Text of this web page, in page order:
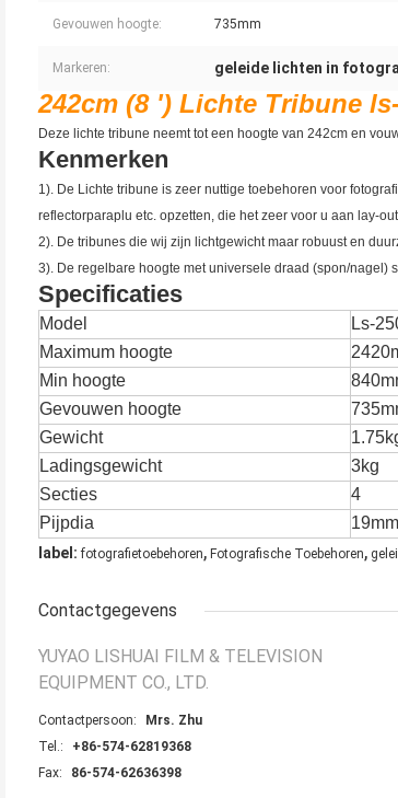
Gevouwen hoogte: 735mm
Markeren: geleide lichten in
242cm (8 ') Lichte Tribune
Deze lichte tribune neemt tot een hoogte van 242cm en
Kenmerken
1). De Lichte tribune is zeer nuttige toebehoren voor
reflectorparaplu etc. opzetten, die het zeer voor u aan lay-
2). De tribunes die wij zijn lichtgewicht maar robuust en
3). De regelbare hoogte met universele draad (spon/nagel)
Specificaties
Model
Ls-
Maximum hoogte
Min hoogte
Gevouwen hoogte
Gewicht
Ladingsgewicht
3kg
Secties
4
Pijpdia
label: fotografietoebehoren, Fotografische Toebehoren,
Contactgegevens
YUYAO LISHUAI FILM & TELEVISION
EQUIPMENT CO., LTD.
Contactpersoon:
Mrs. Zhu
Tel.:
+86-574-62819368
Fax:
86-574-62636398